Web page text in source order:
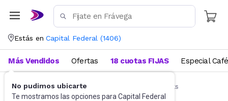
Estás en Capital Federal (1406)
No pudimos ubicarte
Te mostramos las opciones para Capital Federal
Más Vendidos Ofertas 18 cuotas FIJAS Especial Café
Accesorios de Informática Funda Notebooks